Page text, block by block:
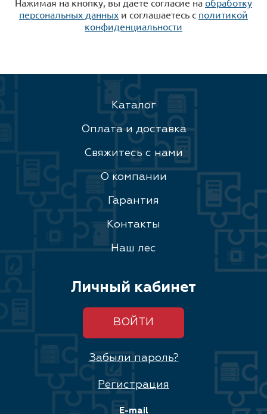
Нажимая на кнопку, вы даете согласие на обработку
персональных данных и соглашаетесь c политикой
конфиденциальности
Каталог
Оплата и доставка
Свяжитесь с нами
О компании
Гарантия
Контакты
Наш лес
Личный кабинет
ВОЙТИ
Забыли пароль?
Регистрация
E-mail